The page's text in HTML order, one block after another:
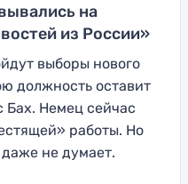
на
из России»
выборы нового
должность оставит
Бах. Немец сейчас
работы. Но
даже не думает.